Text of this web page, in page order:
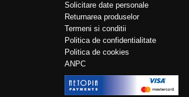
Solicitare date personale
Returnarea produselor
Termeni si conditii
Politica de confidentialitate
Politica de cookies
ANPC